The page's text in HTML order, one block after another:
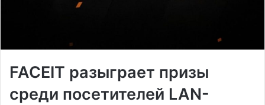
FACEIT разыграет призы
среди посетителей LAN-